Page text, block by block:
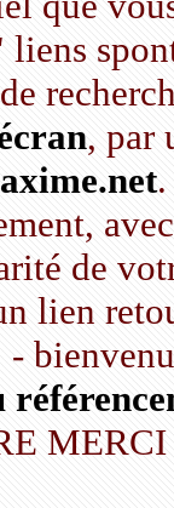
liens
, par
de
lien
MERCI